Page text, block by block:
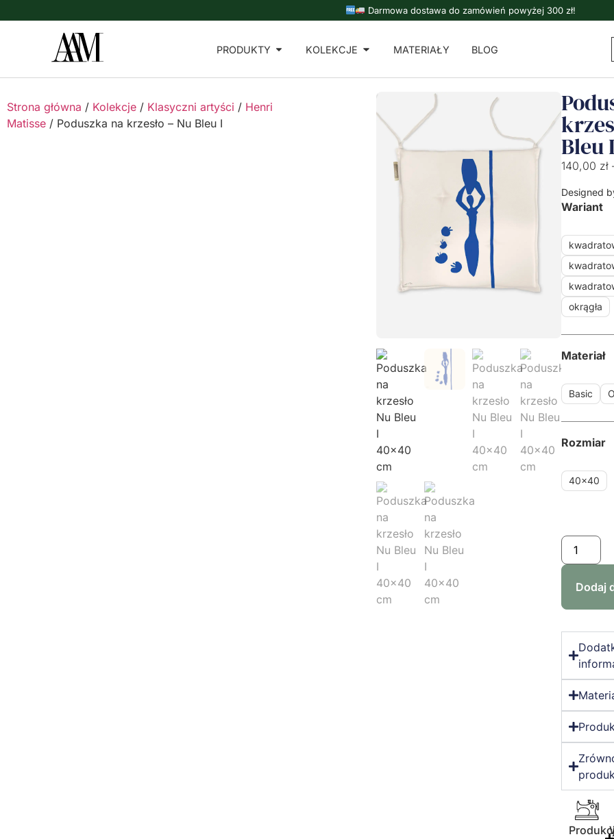
Darmowa dostawa do zamówień powyżej 300 zł!
PRODUKTY KOLEKCJE MATERIAŁY BLOG
Strona główna / Kolekcje / Klasyczni artyści / Henri
Matisse / Poduszka na krzesło – Nu Bleu I
Bleu I
140,00 zł
Designed
Wariant
okrągła
Materiał
Basic
Rozmiar
40x40
Dodaj